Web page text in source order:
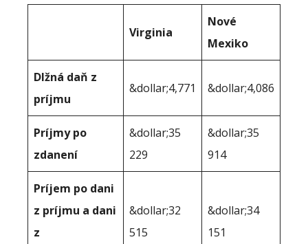
Virginia
Nové
Mexiko
Dlžná daň z
príjmu
&dollar;4,771 &dollar;4,086
Príjmy po
zdanení
&dollar;35
229
&dollar;35
914
Príjem po dani
z príjmu a dani
z
&dollar;32
515
&dollar;34
151